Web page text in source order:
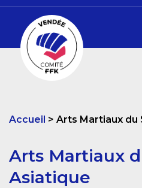
Accueil Arts Martiaux du
Arts Martiaux
Asiatique